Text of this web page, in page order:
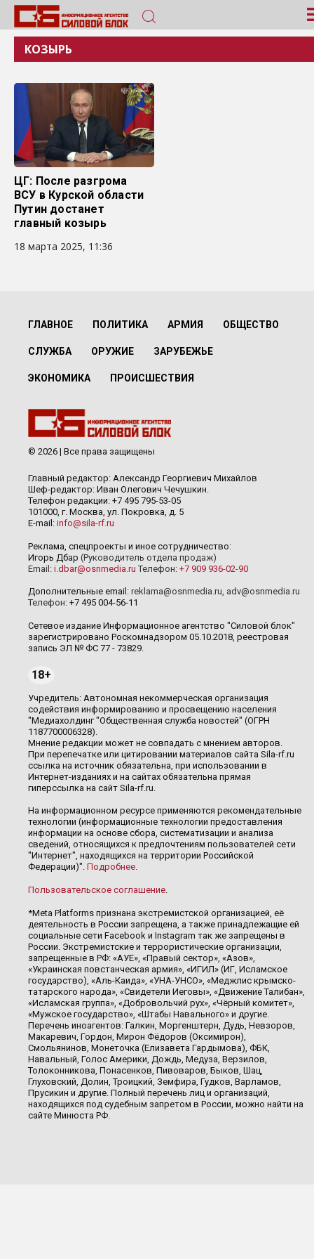
КОЗЫРЬ
ЦГ: После разгрома
ВСУ в Курской области
Путин достанет
главный козырь
18 марта 2025, 11:36
ГЛАВНОЕ ПОЛИТИКА АРМИЯ ОБЩЕСТВО
СЛУЖБА ОРУЖИЕ ЗАРУБЕЖЬЕ
ЭКОНОМИКА ПРОИСШЕСТВИЯ
© 2026 | Все права защищены
Главный редактор: Александр Георгиевич Михайлов
Шеф-редактор: Иван Олегович Чечушкин.
Телефон редакции: +7 495 795-53-05
101000, г. Москва, ул. Покровка, д. 5
E-mail: info@sila-rf.ru
Реклама, спецпроекты и иное сотрудничество:
Игорь Дбар (Руководитель отдела продаж)
Email: i.dbar@osnmedia.ru Телефон: +7 909 936-02-90
Дополнительные email: reklama@osnmedia.ru, adv@osnmedia.ru
Телефон: +7 495 004-56-11
Сетевое издание Информационное агентство "Силовой блок"
зарегистрировано Роскомнадзором 05.10.2018, реестровая
запись ЭЛ № ФС 77 - 73829.
18+
Учредитель: Автономная некоммерческая организация
содействия информированию и просвещению населения
"Медиахолдинг "Общественная служба новостей" (ОГРН
1187700006328).
Мнение редакции может не совпадать с мнением авторов.
При перепечатке или цитировании материалов сайта Sila-rf.ru
ссылка на источник обязательна, при использовании в
Интернет-изданиях и на сайтах обязательна прямая
гиперссылка на сайт Sila-rf.ru.
На информационном ресурсе применяются рекомендательные
технологии (информационные технологии предоставления
информации на основе сбора, систематизации и анализа
сведений, относящихся к предпочтениям пользователей сети
"Интернет", находящихся на территории Российской
Федерации)". Подробнее.
Пользовательское соглашение.
*Meta Platforms признана экстремистской организацией, её
деятельность в России запрещена, а также принадлежащие ей
социальные сети Facebook и Instagram так же запрещены в
России. Экстремистские и террористические организации,
запрещенные в РФ: «АУЕ», «Правый сектор», «Азов»,
«Украинская повстанческая армия», «ИГИЛ» (ИГ, Исламское
государство), «Аль-Каида», «УНА-УНСО», «Меджлис крымско-
татарского народа», «Свидетели Иеговы», «Движение Талибан»,
«Исламская группа», «Добровольчий рух», «Чёрный комитет»,
«Мужское государство», «Штабы Навального» и другие.
Перечень иноагентов: Галкин, Моргенштерн, Дудь, Невзоров,
Макаревич, Гордон, Мирон Фёдоров (Оксимирон),
Смольянинов, Монеточка (Елизавета Гардымова), ФБК,
Навальный, Голос Америки, Дождь, Медуза, Верзилов,
Толоконникова, Понасенков, Пивоваров, Быков, Шац,
Глуховский, Долин, Троицкий, Земфира, Гудков, Варламов,
Прусикин и другие. Полный перечень лиц и организаций,
находящихся под судебным запретом в России, можно найти на
сайте Минюста РФ.